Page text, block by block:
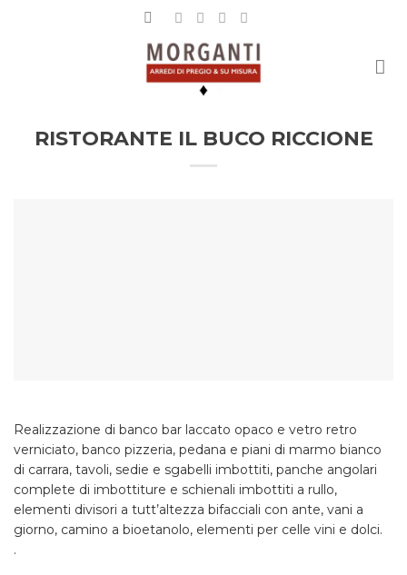
RISTORANTE IL BUCO RICCIONE
Realizzazione di banco bar laccato opaco e vetro retro
verniciato, banco pizzeria, pedana e piani di marmo bianco
di carrara, tavoli, sedie e sgabelli imbottiti, panche angolari
complete di imbottiture e schienali imbottiti a rullo,
elementi divisori a tutt’altezza bifacciali con ante, vani a
giorno, camino a bioetanolo, elementi per celle vini e dolci.
.